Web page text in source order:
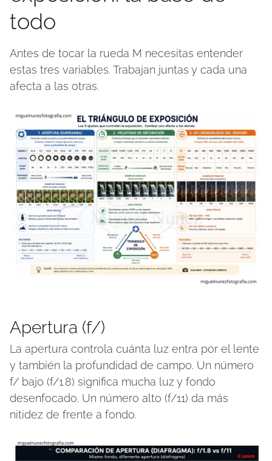
todo
Antes de tocar la rueda M necesitas entender
estas tres variables. Trabajan juntas y cada una
afecta a las otras.
Apertura (f/)
La apertura controla cuánta luz entra por el lente
y también la profundidad de campo. Un número
f/ bajo (f/1.8) significa mucha luz y fondo
desenfocado. Un número alto (f/11) da más
nitidez de frente a fondo.